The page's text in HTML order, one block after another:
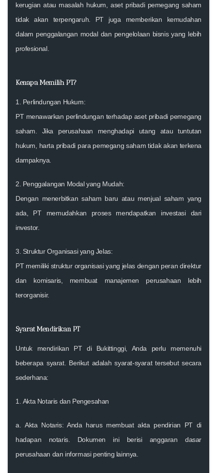
kerugian atau masalah hukum, aset pribadi pemegang saham
tidak akan terpengaruh. PT juga memberikan kemudahan
dalam penggalangan modal dan pengelolaan bisnis yang lebih
profesional.
Kenapa Memilih PT?
1. Perlindungan Hukum:
PT menawarkan perlindungan terhadap aset pribadi pemegang
saham. Jika perusahaan menghadapi utang atau tuntutan
hukum, harta pribadi para pemegang saham tidak akan terkena
dampaknya.
2. Penggalangan Modal yang Mudah:
Dengan menerbitkan saham baru atau menjual saham yang
ada, PT memudahkan proses mendapatkan investasi dari
investor.
3. Struktur Organisasi yang Jelas:
PT memiliki struktur organisasi yang jelas dengan peran direktur
dan komisaris, membuat manajemen perusahaan lebih
terorganisir.
Syarat Mendirikan PT
Untuk mendirikan PT di Bukittinggi, Anda perlu memenuhi
beberapa syarat. Berikut adalah syarat-syarat tersebut secara
sederhana:
1. Akta Notaris dan Pengesahan
a.Akta Notaris: Anda harus membuat akta pendirian PT di
hadapan notaris. Dokumen ini berisi anggaran dasar
perusahaan dan informasi penting lainnya.